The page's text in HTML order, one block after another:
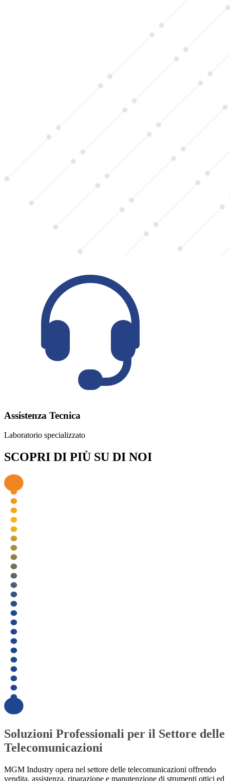
Assistenza Tecnica
Laboratorio specializzato
SCOPRI DI PIÙ SU DI NOI
Soluzioni Professionali per il Settore delle
Telecomunicazioni
MGM Industry opera nel settore delle telecomunicazioni offrendo
vendita, assistenza, riparazione e manutenzione di strumenti ottici ed